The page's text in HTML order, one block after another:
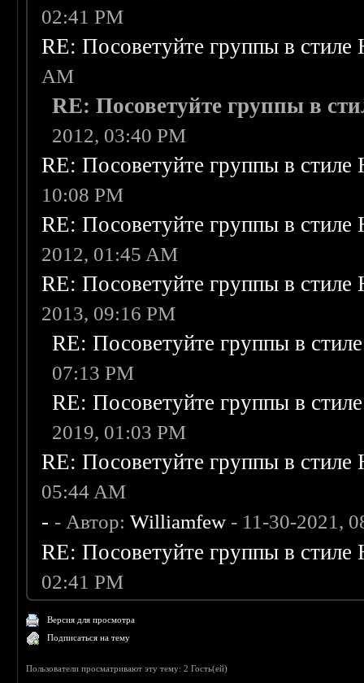
02:41 PM
RE: Посоветуйте группы в стиле
AM
RE: Посоветуйте группы в
2012, 03:40 PM
RE: Посоветуйте группы в стиле
10:08 PM
RE: Посоветуйте группы в стиле
2012, 01:45 AM
RE: Посоветуйте группы в стиле
2013, 09:16 PM
RE: Посоветуйте группы в
07:13 PM
RE: Посоветуйте группы в
2019, 01:03 PM
RE: Посоветуйте группы в стиле
05:44 AM
- - Автор:Williamfew - 11-30-2021,
RE: Посоветуйте группы в стиле
02:41 PM
Версия для просмотра
Подписаться на тему
Пользователи просматривают эту тему: 2 Гость(ей)